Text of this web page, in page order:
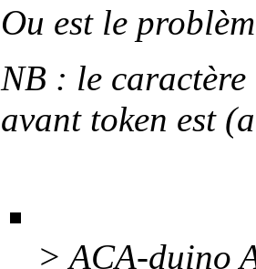
Ou est le
NB : le caractère
avant token est
> ACA-duino